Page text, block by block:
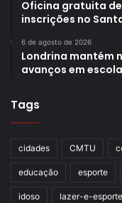
Oficina gratuita
inscrições no
6 de agosto de 2026
Londrina mantém
avanços em
Tags
cidades CMTU
educação esporte
idoso lazer-e-esporte